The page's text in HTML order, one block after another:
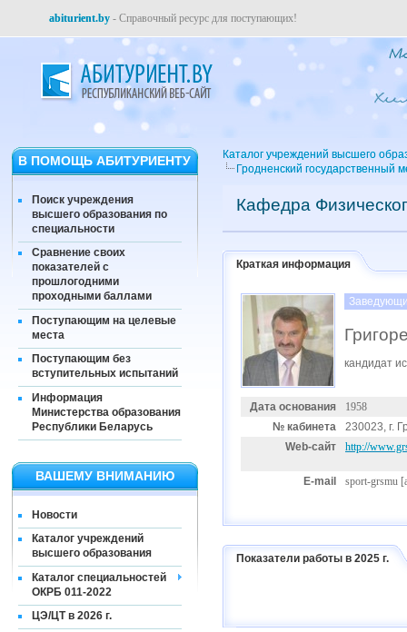
abiturient.by - Справочный ресурс для поступающих!
В ПОМОЩЬ АБИТУРИЕНТУ
Поиск учреждения
высшего образования по
специальности
Сравнение своих
показателей с
прошлогодними
проходными баллами
Поступающим на целевые
места
Поступающим без
вступительных испытаний
Информация
Министерства образования
Республики Беларусь
ВАШЕМУ ВНИМАНИЮ
Новости
Каталог учреждений
высшего образования
Каталог специальностей
ОКРБ 011-2022
ЦЭ/ЦТ в 2026 г.
Каталог учреждений высшего
Гродненский государственный
Кафедра
Краткая информация
кандидат
Дата основания
1958
№ кабинета
230023, г.
Web-сайт
http://
E-mail sport-grsmu
Показатели работы в 2025 г.